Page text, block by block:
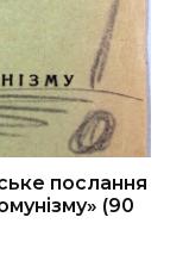
послання
(90